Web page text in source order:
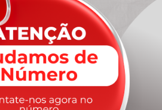
precisa,
vocêmerece.